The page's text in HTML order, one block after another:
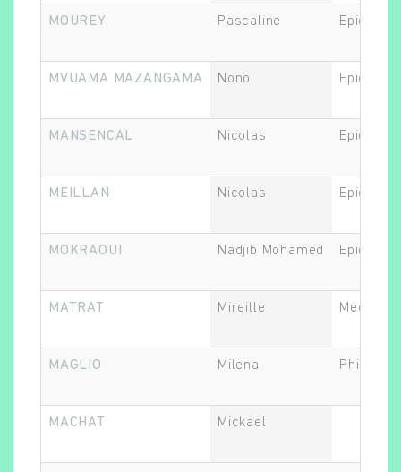
Rechercher
MOUREY Pascaline
MVUAMA MAZANGAMA Nono
MANSENCAL Nicolas
MEILLAN Nicolas
MOKRAOUI Nadjib Mohamed
MATRAT Mireille Médecin
MAGLIO Milena
MACHAT Mickael